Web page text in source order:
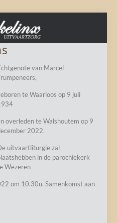
van Marcel
te Waarloos op 9 juli
overleden te Walshoutem op 9
2022.
uitvaartliturgie zal
in de parochiekerk
Wezeren
om 10.30u. Samenkomst aan